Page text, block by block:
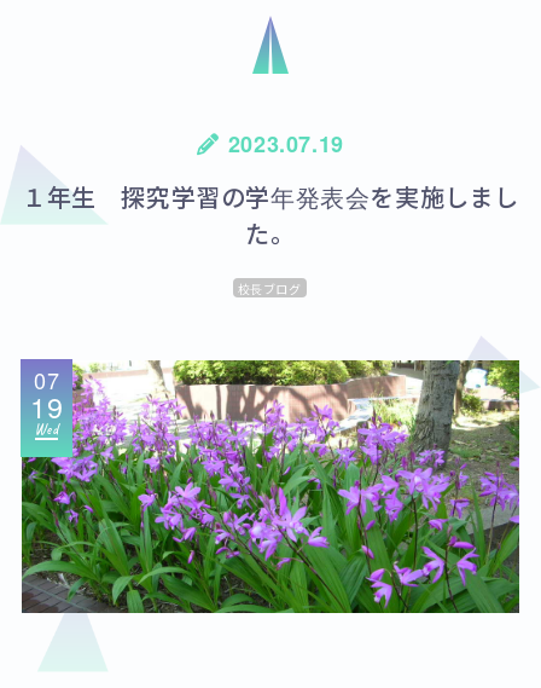
2023.07.19
１年生 探究学習の学年発表会を実施しまし
た。
校長ブログ
07
19
Wed